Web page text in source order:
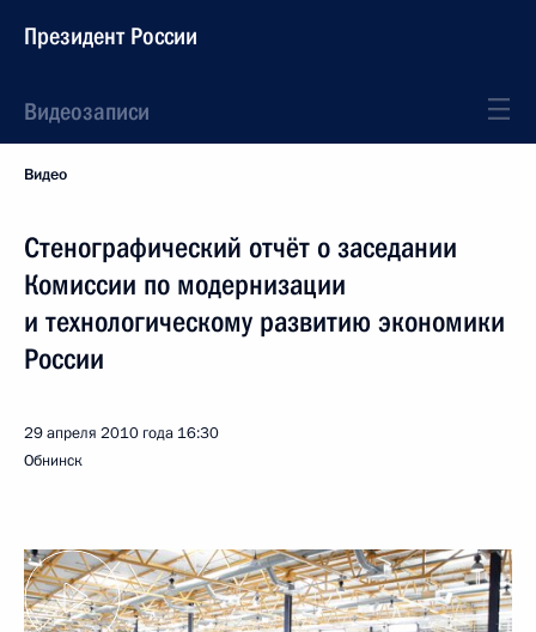
Президент России
Видеозаписи
Видео
Стенографический отчёт о заседании
Комиссии по модернизации
и технологическому развитию экономики
России
29 апреля 2010 года 16:30
Обнинск